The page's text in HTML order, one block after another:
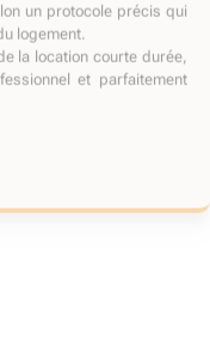
un protocole précis qui
logement.
la location courte durée,
et parfaitement